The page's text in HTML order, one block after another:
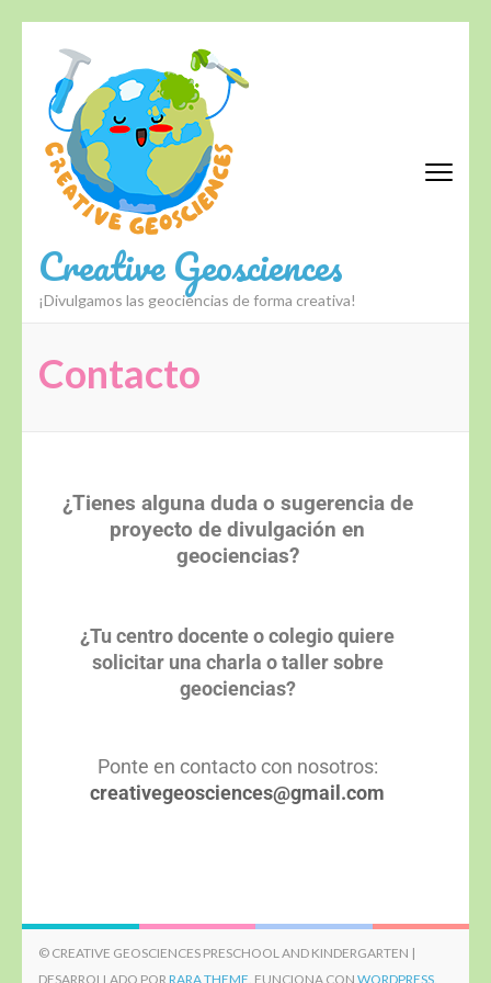
Creative Geosciences
¡Divulgamos las geociencias de forma creativa!
Contacto
¿Tienes alguna duda o sugerencia de
proyecto de divulgación en
geociencias?
¿Tu centro docente o colegio quiere
solicitar una charla o taller sobre
geociencias?
Ponte en contacto con nosotros:
creativegeosciences@gmail.com
© CREATIVE GEOSCIENCES PRESCHOOL AND KINDERGARTEN |
DESARROLLADO POR RARA THEME . FUNCIONA CON WORDPRESS.